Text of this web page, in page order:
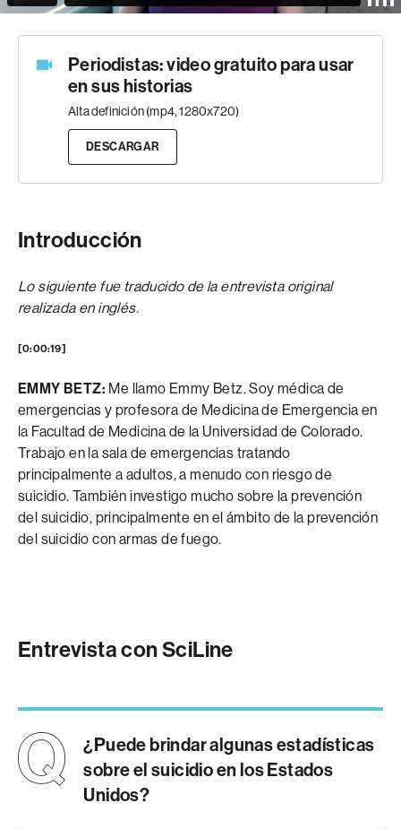
Periodistas: video gratuito para usar
en sus historias
Alta definición (mp4, 1280x720)
DESCARGAR
Introducción
Lo siguiente fue traducido de la entrevista original
realizada en inglés.
[0:00:19]
EMMY BETZ: Me llamo Emmy Betz. Soy médica de
emergencias y profesora de Medicina de Emergencia en
la Facultad de Medicina de la Universidad de Colorado.
Trabajo en la sala de emergencias tratando
principalmente a adultos, a menudo con riesgo de
suicidio. También investigo mucho sobre la prevención
del suicidio, principalmente en el ámbito de la prevención
del suicidio con armas de fuego.
Entrevista con SciLine
¿Puede brindar algunas estadísticas
sobre el suicidio en los Estados
Unidos?